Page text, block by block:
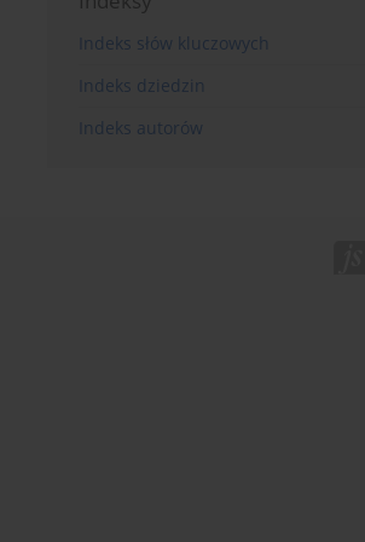
Indeks słów kluczowych
Indeks dziedzin
Indeks autorów